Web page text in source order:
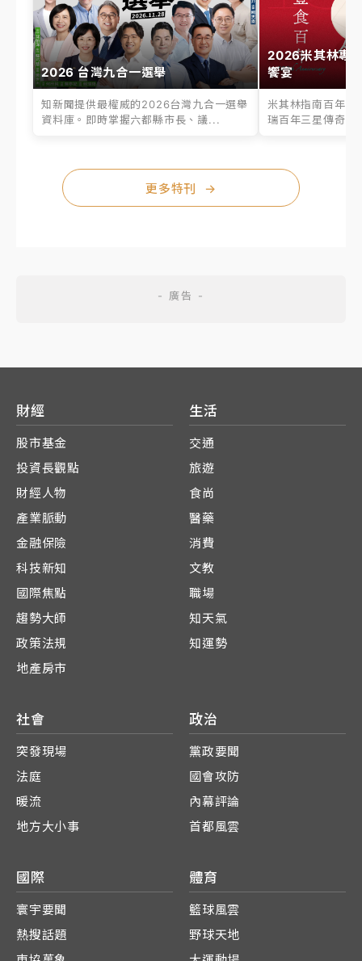
2026 台灣九合一選舉
知新聞提供最權威的2026台灣九合一選舉
資料庫。即時掌握六都縣市長、議...
2026米其林專
饗宴
米其林指南百年之
瑞百年三星傳奇、
更多特刊 →
財經
股市基金
投資長觀點
財經人物
產業脈動
金融保險
科技新知
國際焦點
趨勢大師
政策法規
地產房市
生活
交通
旅遊
食尚
醫藥
消費
文教
職場
知天氣
知運勢
社會
突發現場
法庭
暖流
地方大小事
政治
黨政要聞
國會攻防
內幕評論
首都風雲
國際
寰宇要聞
熱搜話題
體育
籃球風雲
野球天地